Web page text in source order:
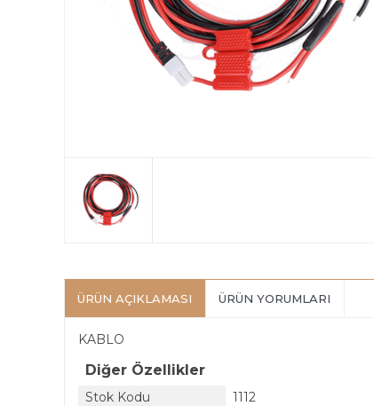
ÜRÜN AÇIKLAMASI ÜRÜN YORUMLARI
KABLO
Diğer Özellikler
Stok Kodu
1112